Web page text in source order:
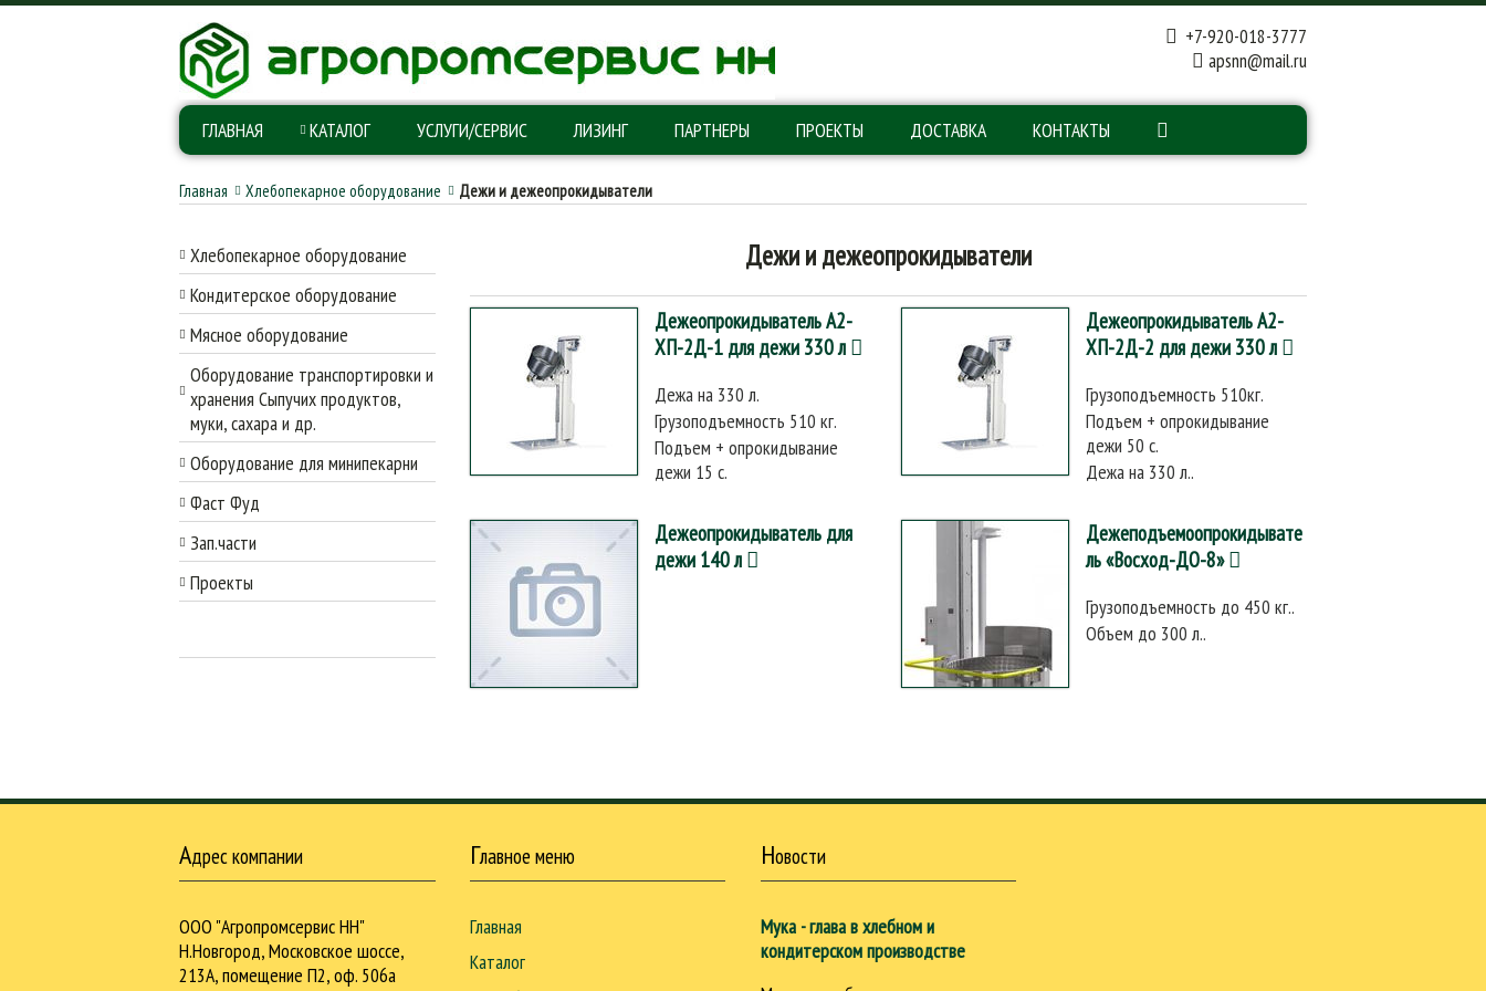
+7-920-018-3777
apsnn@mail.ru
ГЛАВНАЯ КАТАЛОГ УСЛУГИ/СЕРВИС ЛИЗИНГ ПАРТНЕРЫ ПРОЕКТЫ ДОСТАВКА КОНТАКТЫ
Главная Хлебопекарное оборудование Дежи и дежеопрокидыватели
Хлебопекарное оборудование
Кондитерское оборудование
Мясное оборудование
Оборудование транспортировки и
хранения Сыпучих продуктов,
муки, сахара и др.
Оборудование для минипекарни
Фаст Фуд
Зап.части
Проекты
Дежи и дежеопрокидыватели
Дежеопрокидыватель А2-
ХП-2Д-1 для дежи 330 л
Дежа на 330 л.
Грузоподъемность 510 кг.
Подъем + опрокидывание
дежи 15 с.
Дежеопрокидыватель А2-
ХП-2Д-2 для дежи 330 л
Грузоподъемность 510кг.
Подъем + опрокидывание
дежи 50 с.
Дежа на 330 л..
Дежеопрокидыватель для
дежи 140 л
Дежеподъемоопрокидывате
ль «Восход-ДО-8»
Грузоподъемность до 450 кг..
Объем до 300 л..
Адрес компании
ООО "Агропромсервис НН"
Н.Новгород, Московское шоссе,
213А, помещение П2, оф. 506а
Главное меню
Главная
Каталог
Новости
Мука - глава в хлебном и
кондитерском производстве